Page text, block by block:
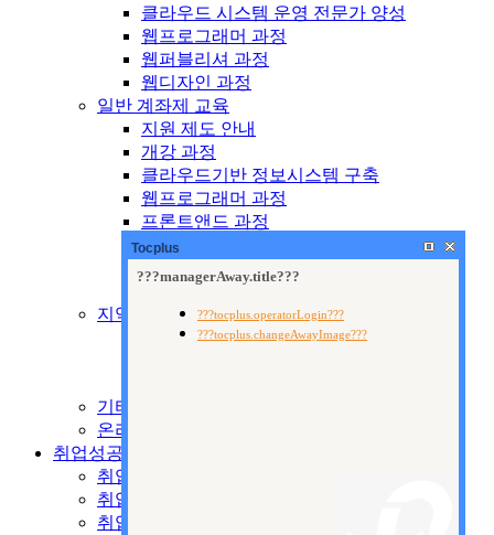
클라우드 시스템 운영 전문가 양성
웹프로그래머 과정
웹퍼블리셔 과정
웹디자인 과정
일반 계좌제 교육
지원 제도 안내
개강 과정
클라우드기반 정보시스템 구축
웹프로그래머 과정
프론트앤드 과정
웹퍼블리셔 과정
웹디자인 과정
출판 기획 및 편집
지역산업맞춤형교육
제도 안내
기타 국비교육
온라인 수강신청
취업성공지원센터
취업지원시스템
취업안내
취업자료실
Tocplus